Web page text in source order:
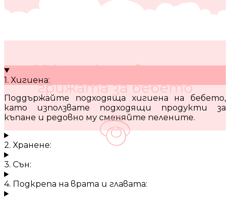
10 кратки съвета за
грижата за бебето
1. Хигиена:
Поддържайте подходяща хигиена на бебето,
като използвате подходящи продукти за
къпане и редовно му сменяйте пелените.
2. Хранене:
3. Сън:
4. Подкрепа на врата и главата: